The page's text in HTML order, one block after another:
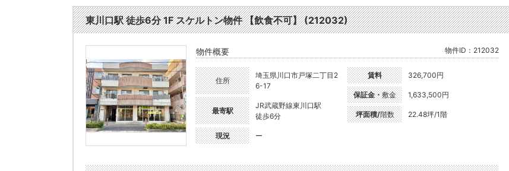
東川口駅 徒歩6分 1F スケルトン物件 【飲食不可】 (212032)
物件概要 物件ID：212032
住所
埼玉県川口市戸塚二丁目2
6-17
最寄駅
JR武蔵野線東川口駅
徒歩6分
現況 ー
賃料 326,700円
保証金・敷金 1,633,500円
坪面積/階数 22.48坪/1階